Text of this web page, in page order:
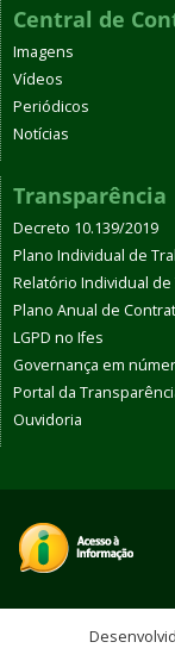
Central de
Imagens
Vídeos
Periódicos
Notícias
Transparência
Decreto 10.139/2019
Plano Individual de
Relatório Individual de
Plano Anual de
LGPD no Ifes
Governança em
Portal da
Ouvidoria